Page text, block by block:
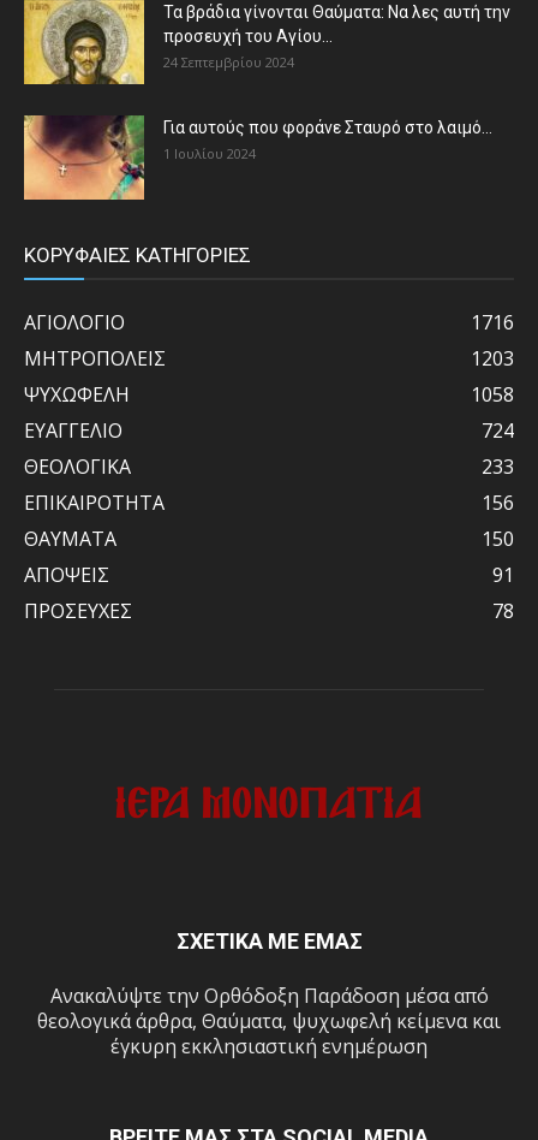
Τα βράδια γίνονται Θαύματα: Να λες αυτή την
προσευχή του Αγίου...
24 Σεπτεμβρίου 2024
Για αυτούς που φοράνε Σταυρό στο λαιμό…
1 Ιουλίου 2024
ΚΟΡΥΦΑΙΕΣ ΚΑΤΗΓΟΡΙΕΣ
ΑΓΙΟΛΟΓΙΟ
1716
ΜΗΤΡΟΠΟΛΕΙΣ
1203
ΨΥΧΩΦΕΛΗ
1058
ΕΥΑΓΓΕΛΙΟ
724
ΘΕΟΛΟΓΙΚΑ
233
ΕΠΙΚΑΙΡΟΤΗΤΑ
156
ΘΑΥΜΑΤΑ
150
ΑΠΟΨΕΙΣ
91
ΠΡΟΣΕΥΧΕΣ
78
ΣΧΕΤΙΚΑ ΜΕ ΕΜΑΣ
Ανακαλύψτε την Ορθόδοξη Παράδοση μέσα από
θεολογικά άρθρα, Θαύματα, ψυχωφελή κείμενα και
έγκυρη εκκλησιαστική ενημέρωση